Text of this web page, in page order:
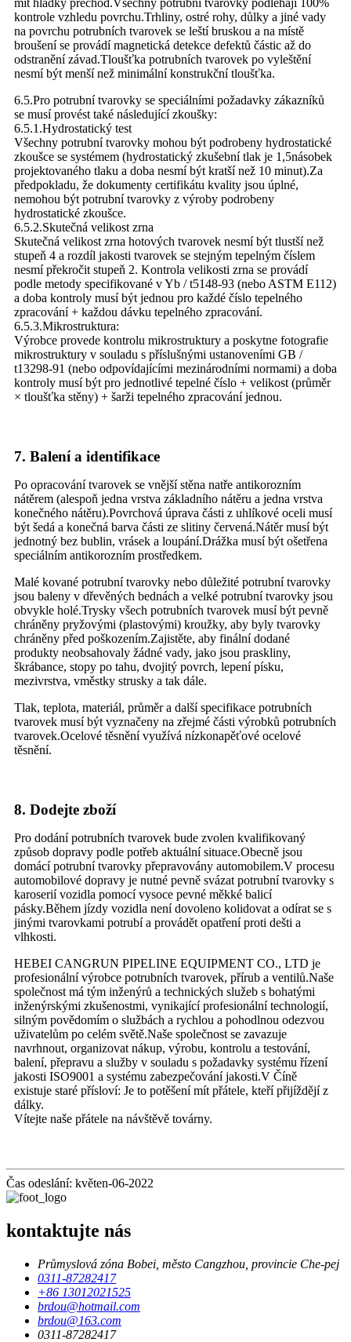
mít hladký přechod.Všechny potrubní tvarovky podléhají 100%
kontrole vzhledu povrchu.Trhliny, ostré rohy, důlky a jiné vady
na povrchu potrubních tvarovek se leští bruskou a na místě
broušení se provádí magnetická detekce defektů částic až do
odstranění závad.Tloušťka potrubních tvarovek po vyleštění
nesmí být menší než minimální konstrukční tloušťka.
6.5.Pro potrubní tvarovky se speciálními požadavky zákazníků
se musí provést také následující zkoušky:
6.5.1.Hydrostatický test
Všechny potrubní tvarovky mohou být podrobeny hydrostatické
zkoušce se systémem (hydrostatický zkušební tlak je 1,5násobek
projektovaného tlaku a doba nesmí být kratší než 10 minut).Za
předpokladu, že dokumenty certifikátu kvality jsou úplné,
nemohou být potrubní tvarovky z výroby podrobeny
hydrostatické zkoušce.
6.5.2.Skutečná velikost zrna
Skutečná velikost zrna hotových tvarovek nesmí být tlustší než
stupeň 4 a rozdíl jakosti tvarovek se stejným tepelným číslem
nesmí překročit stupeň 2. Kontrola velikosti zrna se provádí
podle metody specifikované v Yb / t5148-93 (nebo ASTM E112)
a doba kontroly musí být jednou pro každé číslo tepelného
zpracování + každou dávku tepelného zpracování.
6.5.3.Mikrostruktura:
Výrobce provede kontrolu mikrostruktury a poskytne fotografie
mikrostruktury v souladu s příslušnými ustanoveními GB /
t13298-91 (nebo odpovídajícími mezinárodními normami) a doba
kontroly musí být pro jednotlivé tepelné číslo + velikost (průměr
× tloušťka stěny) + šarži tepelného zpracování jednou.
7. Balení a identifikace
Po opracování tvarovek se vnější stěna natře antikorozním
nátěrem (alespoň jedna vrstva základního nátěru a jedna vrstva
konečného nátěru).Povrchová úprava části z uhlíkové oceli musí
být šedá a konečná barva části ze slitiny červená.Nátěr musí být
jednotný bez bublin, vrásek a loupání.Drážka musí být ošetřena
speciálním antikorozním prostředkem.
Malé kované potrubní tvarovky nebo důležité potrubní tvarovky
jsou baleny v dřevěných bednách a velké potrubní tvarovky jsou
obvykle holé.Trysky všech potrubních tvarovek musí být pevně
chráněny pryžovými (plastovými) kroužky, aby byly tvarovky
chráněny před poškozením.Zajistěte, aby finální dodané
produkty neobsahovaly žádné vady, jako jsou praskliny,
škrábance, stopy po tahu, dvojitý povrch, lepení písku,
mezivrstva, vměstky strusky a tak dále.
Tlak, teplota, materiál, průměr a další specifikace potrubních
tvarovek musí být vyznačeny na zřejmé části výrobků potrubních
tvarovek.Ocelové těsnění využívá nízkonapěťové ocelové
těsnění.
8. Dodejte zboží
Pro dodání potrubních tvarovek bude zvolen kvalifikovaný
způsob dopravy podle potřeb aktuální situace.Obecně jsou
domácí potrubní tvarovky přepravovány automobilem.V procesu
automobilové dopravy je nutné pevně svázat potrubní tvarovky s
karoserií vozidla pomocí vysoce pevné měkké balicí
pásky.Během jízdy vozidla není dovoleno kolidovat a odírat se s
jinými tvarovkami potrubí a provádět opatření proti dešti a
vlhkosti.
HEBEI CANGRUN PIPELINE EQUIPMENT CO., LTD je
profesionální výrobce potrubních tvarovek, přírub a ventilů.Naše
společnost má tým inženýrů a technických služeb s bohatými
inženýrskými zkušenostmi, vynikající profesionální technologií,
silným povědomím o službách a rychlou a pohodlnou odezvou
uživatelům po celém světě.Naše společnost se zavazuje
navrhnout, organizovat nákup, výrobu, kontrolu a testování,
balení, přepravu a služby v souladu s požadavky systému řízení
jakosti ISO9001 a systému zabezpečování jakosti.V Číně
existuje staré přísloví: Je to potěšení mít přátele, kteří přijíždějí z
dálky.
Vítejte naše přátele na návštěvě továrny.
Čas odeslání: květen-06-2022
kontaktujte nás
Průmyslová zóna Bobei, město Cangzhou, provincie Che-pej
0311-87282417
+86 13012021525
brdou@hotmail.com
brdou@163.com
0311-87282417